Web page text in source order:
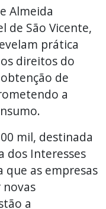
Almeida
de São Vicente,
prática
direitos do
de
a
mil, destinada
dos Interesses
que as empresas
a